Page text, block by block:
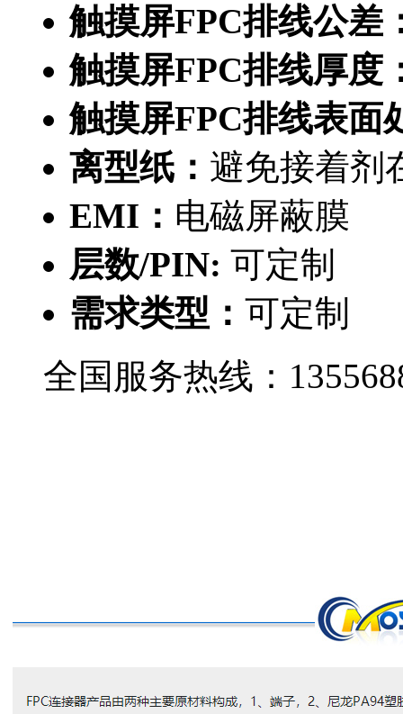
触摸屏FPC排线公差
触摸屏FPC排线厚度
触摸屏FPC排线表面
离型纸： 避免接着剂
EMI： 电磁屏蔽膜
层数/PIN: 可定制
需求类型： 可定制
全国服务热线：